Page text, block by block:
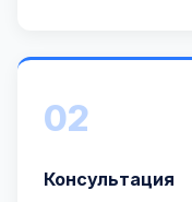
02
Консультация